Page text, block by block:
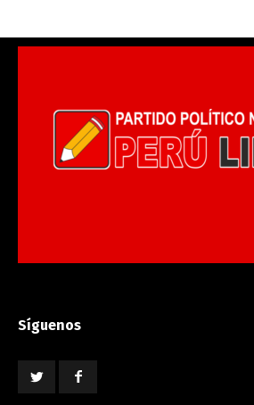
Síguenos